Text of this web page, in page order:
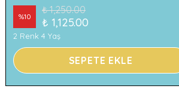
%10
₺ 1,250.00
₺ 1,125.00
2 Renk 4 Yaş
SEPETE EKLE